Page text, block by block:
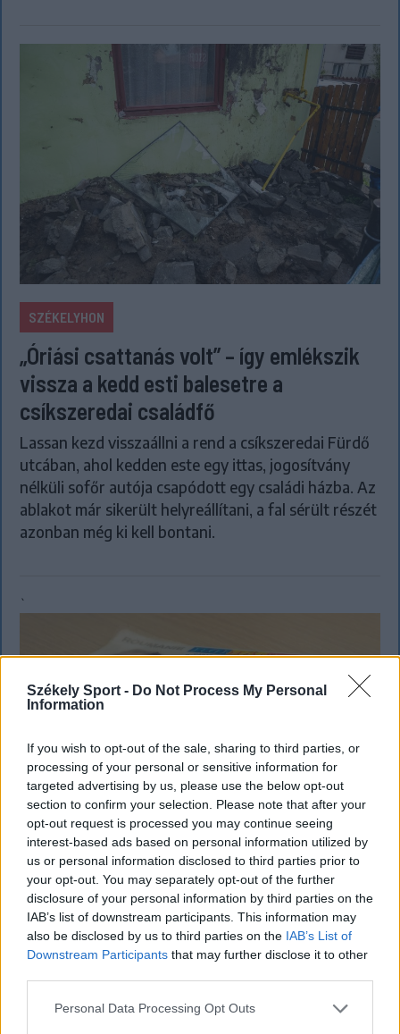
Székely Sport - Do Not Process My Personal
Information
If you wish to opt-out of the sale, sharing to third parties, or
processing of your personal or sensitive information for
targeted advertising by us, please use the below opt-out
section to confirm your selection. Please note that after your
opt-out request is processed you may continue seeing
interest-based ads based on personal information utilized by
us or personal information disclosed to third parties prior to
your opt-out. You may separately opt-out of the further
disclosure of your personal information by third parties on the
IAB’s list of downstream participants. This information may
also be disclosed by us to third parties on the IAB’s List of
Downstream Participants that may further disclose it to other
Personal Data Processing Opt Outs
SZÉKELYHON
„Óriási csattanás volt” – így emlékszik
vissza a kedd esti balesetre a
csíkszeredai családfő
Lassan kezd visszaállni a rend a csíkszeredai Fürdő
utcában, ahol kedden este egy ittas, jogosítvány
nélküli sofőr autója csapódott egy családi házba. Az
ablakot már sikerült helyreállítani, a fal sérült részét
azonban még ki kell bontani.
`
KRÓNIKA
Meddig használható még a régi
személyi?
Sok román állampolgár még mindig az 1997-es
mintára kiállított személyi igazolványt használja,
azonban ezt fokozatosan kivonják a forgalomból,
amint az új elektronikus és egyszerű személyi